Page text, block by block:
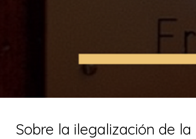
Sobre la ilegalización de